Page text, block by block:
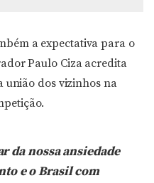
a expectativa para o
Paulo Ciza acredita
união dos vizinhos na
da nossa ansiedade
e o Brasil com